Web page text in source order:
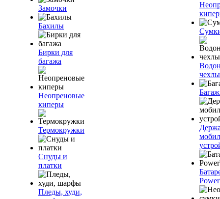
Замочки
Бахилы
Бирки для
багажа
Неопреновые
киперы
Термокружки
Снуды и
платки
Пледы, худи,